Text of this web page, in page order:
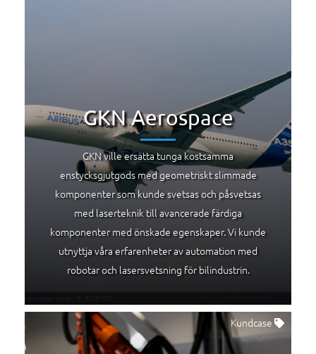
GKN Aerospace
GKN ville ersätta tunga kostsamma
enstycksgjutgods med geometriskt slimmade
komponenter som kunde svetsas och påsvetsas
med laserteknik till avancerade färdiga
komponenter med önskade egenskaper. Vi kunde
utnyttja våra erfarenheter av automation med
robotar och lasersvetsning för bilindustrin.
Kundcase